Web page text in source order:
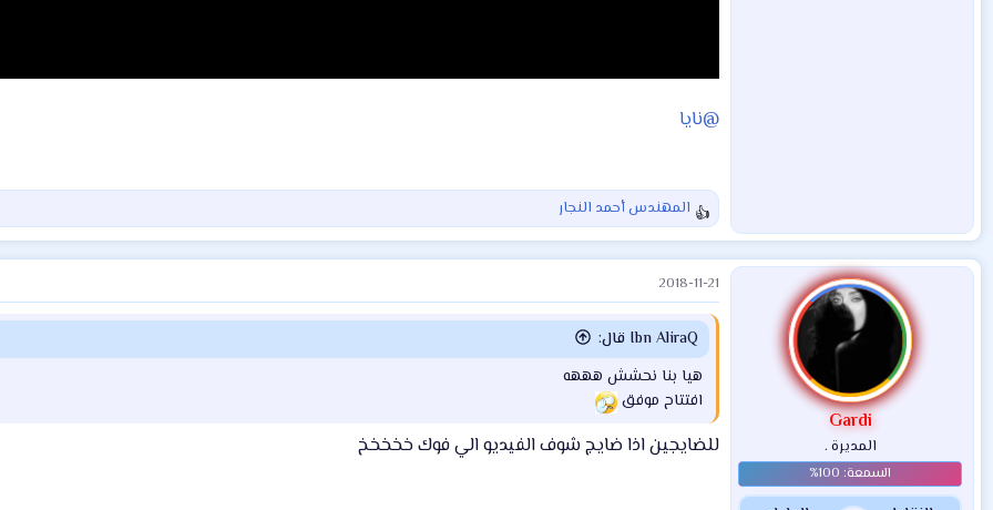
@نايا
ا
ل
ت
ف
ا
ع
ل
:
المهندس أحمد النجار
Gardi
المديرة .
2018-11-21
Ibn AliraQ قال:
هيا بنا نحشش هههه
افتتاح موفق
للضايجين اذا ضايج شوف الفيديو الي فوك خخخخخ